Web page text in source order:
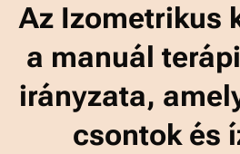
Az Izometrikus
a manuál
irányzata,
csontok és